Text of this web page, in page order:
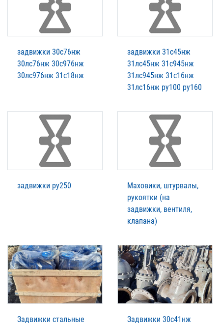
задвижки 30с76нж
30лс76нж 30с976нж
30лс976нж 31с18нж
задвижки 31с45нж
31лс45нж 31с945нж
31лс945нж 31с16нж
31лс16нж ру100 ру160
задвижки ру250
Маховики, штурвалы,
рукоятки (на
задвижки, вентиля,
клапана)
Задвижки стальные
Задвижки 30с41нж